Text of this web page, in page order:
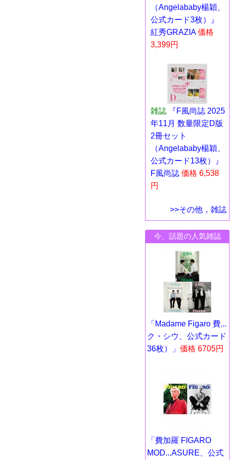
（Angelababy楊穎、
公式カード3枚）』
紅秀GRAZIA 価格
3,399円
雑誌
『F風尚誌 2025
年11月 数量限定D版
2冊セット
（Angelababy楊穎、
公式カード13枚）』
F風尚誌 価格 6,538
円
>>その他，雑誌
今、話題の人気雑誌
「Madame Figaro 費...
ク・シウ、公式カード
36枚）」 価格 6705円
「費加羅 FIGARO
MOD...ASURE、公式